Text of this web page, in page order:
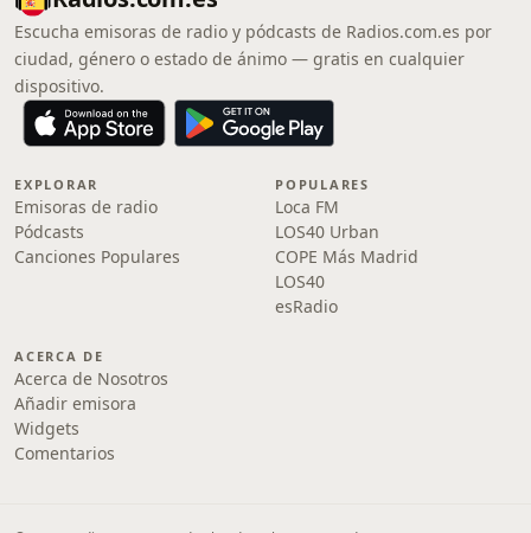
Escucha emisoras de radio y pódcasts de Radios.com.es por
ciudad, género o estado de ánimo — gratis en cualquier
dispositivo.
EXPLORAR
Emisoras de radio
Pódcasts
Canciones Populares
POPULARES
Loca FM
LOS40 Urban
COPE Más Madrid
LOS40
esRadio
ACERCA DE
Acerca de Nosotros
Añadir emisora
Widgets
Comentarios